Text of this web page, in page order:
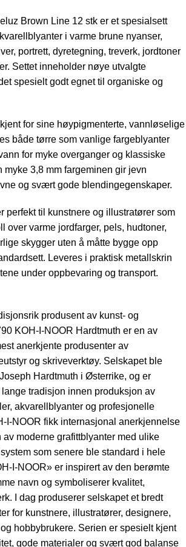
Brown Line 12 stk er et spesialsett
i varme brune nyanser,
portrett, dyretegning, treverk, jordtoner
Settet inneholder nøye utvalgte
spesielt godt egnet til organiske og
for sine høypigmenterte, vannløselige
både tørre som vanlige fargeblyanter
for myke overganger og klassiske
myke 3,8 mm fargeminen gir jevn
og svært gode blendingegenskaper.
perfekt til kunstnere og illustratører som
over varme jordfarger, pels, hudtoner,
skygger uten å måtte bygge opp
Leveres i praktisk metallskrin
under oppbevaring og transport.
produsent av kunst- og
KOH-I-NOOR Hardtmuth er en av
anerkjente produsenter av
og skriveverktøy. Selskapet ble
Hardtmuth i Østerrike, og er
tradisjon innen produksjon av
akvarellblyanter og profesjonelle
I-NOOR fikk internasjonal anerkjennelse
moderne grafittblyanter med ulike
som senere ble standard i hele
I-NOOR» er inspirert av den berømte
navn og symboliserer kvalitet,
I dag produserer selskapet et bredt
for kunstnere, illustratører, designere,
hobbybrukere. Serien er spesielt kjent
gode materialer og svært god balanse